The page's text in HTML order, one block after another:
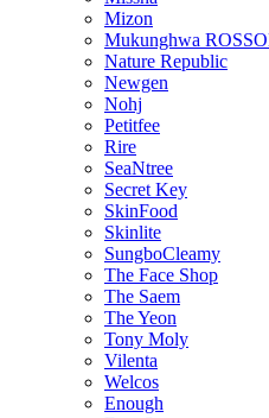
Mizon
Mukunghwa
Nature Republic
Newgen
Nohj
Petitfee
Rire
SeaNtree
Secret Key
SkinFood
Skinlite
SungboCleamy
The Face Shop
The Saem
The Yeon
Tony Moly
Vilenta
Welcos
Enough